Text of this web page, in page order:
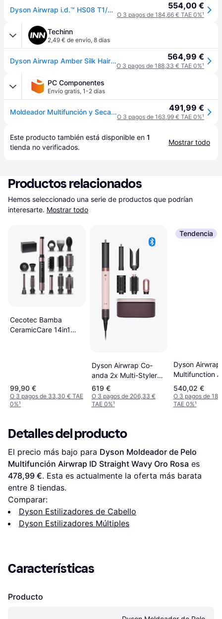
Dyson Airwrap i.d.™ HS08 T1/T2 Amber Silk moldeador multifunción para cabello 1 ud 554,00 €
O 3 pagos de 184,66 € TAE 0%¹
Techinn
2,49 € de envío, 8 días
Dyson Airwrap Amber Silk Hair Styler Marrón 564,99 €
O 3 pagos de 188,33 € TAE 0%¹
PC Componentes
Envío gratis, 1-2 días
Moldeador Multifunción y Secador Dyson Airwrap i.d.™ - Liso + Ondulado 1300W Con Accesorios Oro Rosa 491,99 €
O 3 pagos de 163,99 € TAE 0%¹
Este producto también está disponible en 1
tienda no verificados.
Mostrar todo
Productos relacionados
Hemos seleccionado una serie de productos que podrían
interesarte. Mostrar todo
Cecotec Bamba
CeramicCare 14in1
99,90 €
O 3 pagos de 33,30 € TAE
0%¹
Dyson Airwrap Co-
anda 2x Multi-Styler
Straight + Wavy -
Ceramic Pink/Rose
Gold
619 €
O 3 pagos de 206,33 €
TAE 0%¹
Tendencia
Dyson Airwrap
Multifunction
540,02 €
O 3 pagos de
TAE 0%¹
Detalles del producto
El precio más bajo para Dyson Moldeador de Pelo
Multifunción Airwrap ID Straight Wavy Oro Rosa
478,99 €. Esta es actualmente la oferta más barata
entre 8 tiendas.
Comparar:
Dyson Estilizadores de Cabello
Dyson Estilizadores Múltiples
Características
Producto